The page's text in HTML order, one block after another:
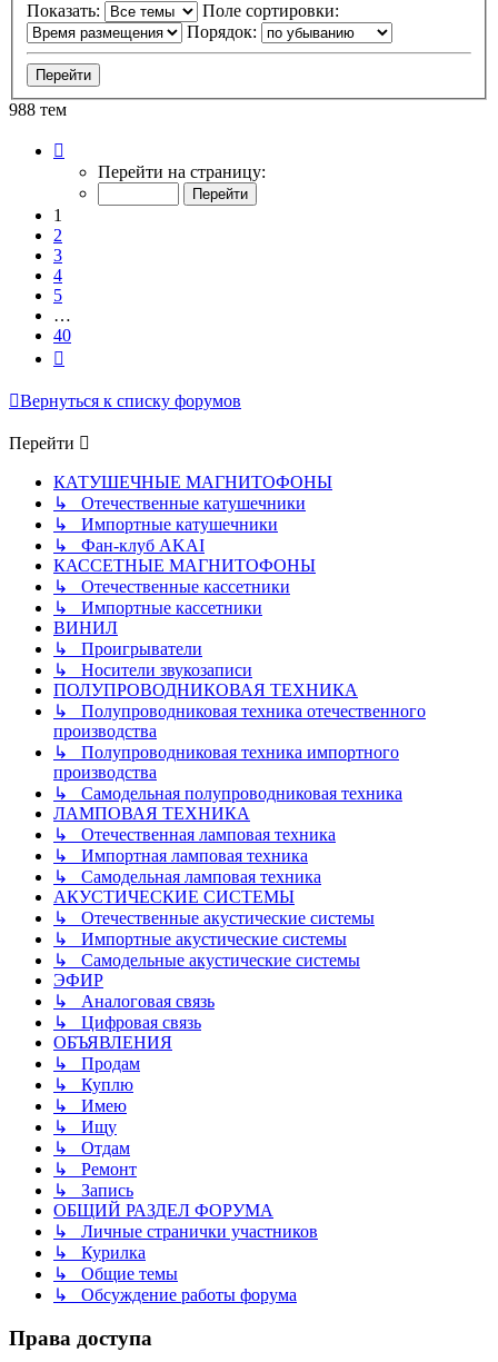
Показать:
Поле сортировки:
Порядок:
988 тем
Перейти на страницу:
1
2
3
4
5
…
40
Вернуться к списку форумов
Перейти
КАТУШЕЧНЫЕ МАГНИТОФОНЫ
↳ Отечественные катушечники
↳ Импортные катушечники
↳ Фан-клуб AKAI
КАССЕТНЫЕ МАГНИТОФОНЫ
↳ Отечественные кассетники
↳ Импортные кассетники
ВИНИЛ
↳ Проигрыватели
↳ Носители звукозаписи
ПОЛУПРОВОДНИКОВАЯ ТЕХНИКА
↳ Полупроводниковая техника отечественного
производства
↳ Полупроводниковая техника импортного
производства
↳ Самодельная полупроводниковая техника
ЛАМПОВАЯ ТЕХНИКА
↳ Отечественная ламповая техника
↳ Импортная ламповая техника
↳ Самодельная ламповая техника
АКУСТИЧЕСКИЕ СИСТЕМЫ
↳ Отечественные акустические системы
↳ Импортные акустические системы
↳ Самодельные акустические системы
ЭФИР
↳ Аналоговая связь
↳ Цифровая связь
ОБЪЯВЛЕНИЯ
↳ Продам
↳ Куплю
↳ Имею
↳ Ищу
↳ Отдам
↳ Ремонт
↳ Запись
ОБЩИЙ РАЗДЕЛ ФОРУМА
↳ Личные странички участников
↳ Курилка
↳ Общие темы
↳ Обсуждение работы форума
Права доступа